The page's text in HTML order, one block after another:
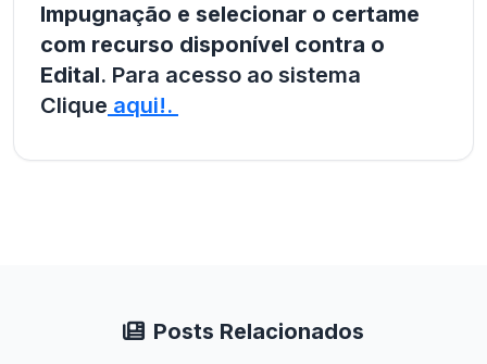
Impugnação e selecionar o certame
com recurso disponível contra o
Edital. Para acesso ao sistema
Clique aqui!.
Posts Relacionados